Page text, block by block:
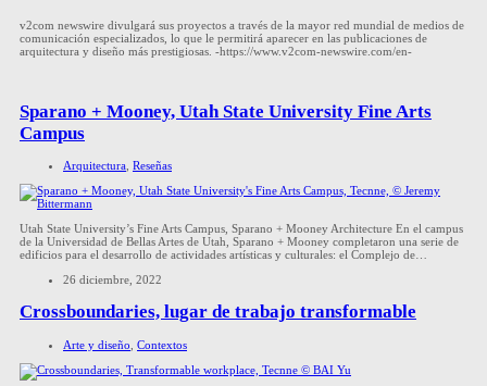
v2com newswire divulgará sus proyectos a través de la mayor red mundial de medios de
comunicación especializados, lo que le permitirá aparecer en las publicaciones de
arquitectura y diseño más prestigiosas. -https://www.v2com-newswire.com/en-
Sparano + Mooney, Utah State University Fine Arts
Campus
Arquitectura Reseñas
Utah State University’s Fine Arts Campus, Sparano + Mooney Architecture En el campus
de la Universidad de Bellas Artes de Utah, Sparano + Mooney completaron una serie de
edificios para el desarrollo de actividades artísticas y culturales: el Complejo de…
26 diciembre, 2022
Crossboundaries, lugar de trabajo transformable
Arte y diseño Contextos